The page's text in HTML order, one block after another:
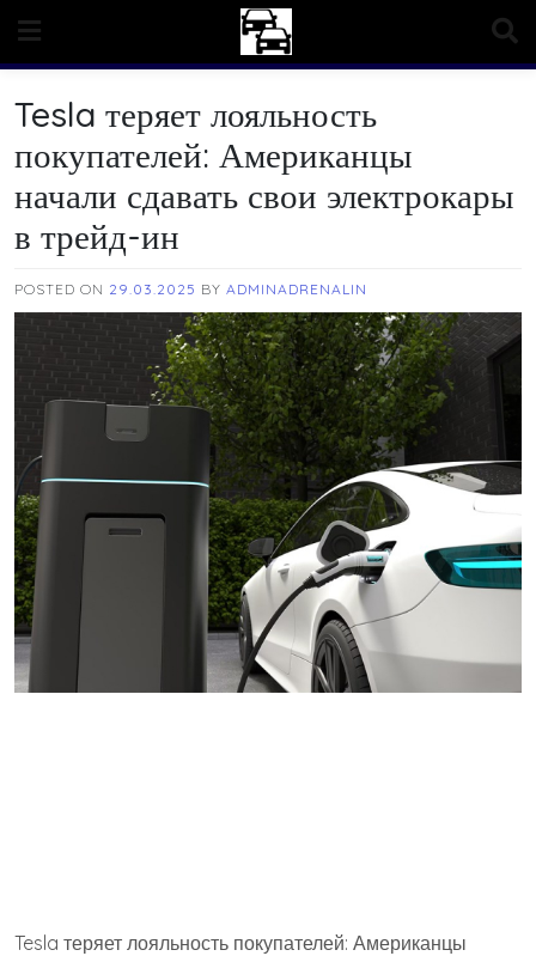
content
Tesla теряет лояльность
покупателей: Американцы
начали сдавать свои электрокары
в трейд-ин
POSTED ON 29.03.2025 BY ADMINADRENALIN
Tesla теряет лояльность покупателей: Американцы